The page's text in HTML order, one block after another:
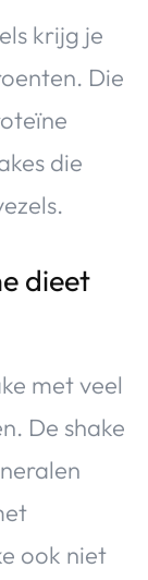
krijg je
Die
die
dieet
met veel
De shake
ook niet